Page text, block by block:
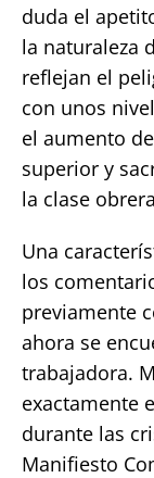
duda el
la naturaleza
reflejan el
con unos
el aumento
superior y
la clase
Una
los
previamente
ahora se
trabajadora.
exactamente
durante las
Manifiesto